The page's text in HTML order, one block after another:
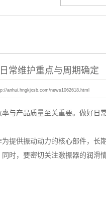
常维护重点与周期确定
anhui.hngkjxsb.com/news1062618.html
产品质量至关重要。做好日
供振动动力的核心部件，长
时，要密切关注激振器的润滑